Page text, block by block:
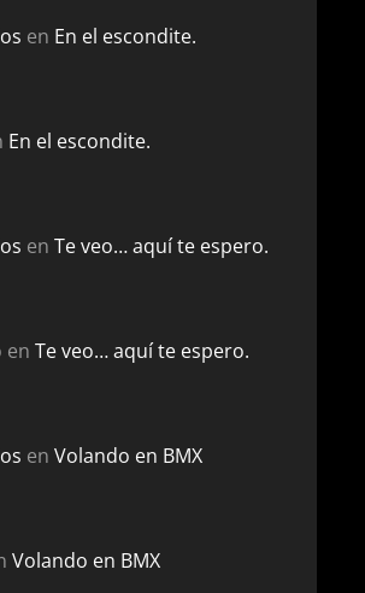
en En el escondite.
En el escondite.
en Te veo… aquí te espero.
en Te veo… aquí te espero.
en Volando en BMX
Volando en BMX